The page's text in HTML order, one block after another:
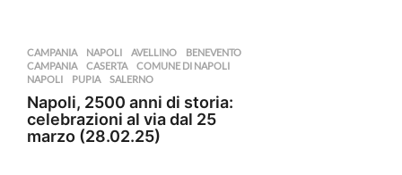
CAMPANIA ,NAPOLI AVELLINO ,BENEVENTO
CAMPANIA
,CASERTA ,COMUNE DI NAPOLI
NAPOLI
,PUPIA ,SALERNO
Napoli, 2500 anni di storia:
celebrazioni al via dal 25
marzo (28.02.25)